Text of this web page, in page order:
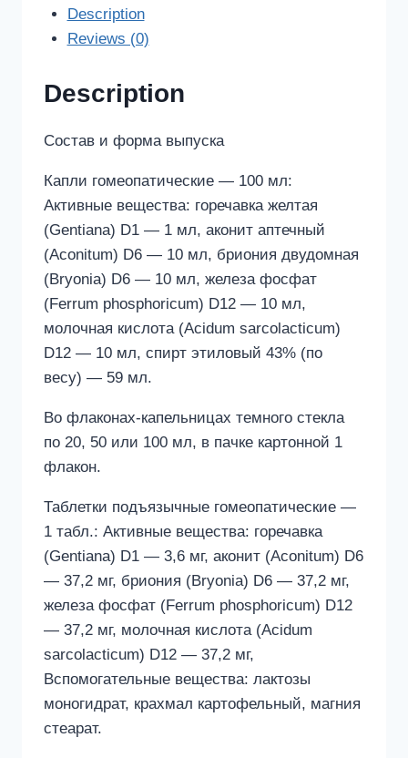
quantity
Description
Reviews (0)
Description
Состав и форма выпуска
Капли гомеопатические — 100 мл:
Активные вещества: горечавка желтая
(Gentiana) D1 — 1 мл, аконит аптечный
(Aconitum) D6 — 10 мл, бриония двудомная
(Bryonia) D6 — 10 мл, железа фосфат
(Ferrum phosphoricum) D12 — 10 мл,
молочная кислота (Acidum sarcolacticum)
D12 — 10 мл, спирт этиловый 43% (по
весу) — 59 мл.
Во флаконах-капельницах темного стекла
по 20, 50 или 100 мл, в пачке картонной 1
флакон.
Таблетки подъязычные гомеопатические —
1 табл.: Активные вещества: горечавка
(Gentiana) D1 — 3,6 мг, аконит (Aconitum) D6
— 37,2 мг, бриония (Bryonia) D6 — 37,2 мг,
железа фосфат (Ferrum phosphoricum) D12
— 37,2 мг, молочная кислота (Acidum
sarcolacticum) D12 — 37,2 мг,
Вспомогательные вещества: лактозы
моногидрат, крахмал картофельный, магния
стеарат.